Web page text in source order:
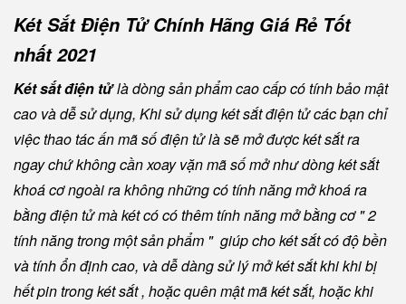
Két Sắt Điện Tử Chính Hãng Giá Rẻ Tốt
nhất 2021
Két sắt điện tửlà dòng sản phẩm cao cấp có tính bảo mật
cao và dễ sử dụng, Khi sử dụng két sắt điện tử các bạn chỉ
việc thao tác ấn mã số điện tử là sẽ mở được két sắt ra
ngay chứ không cần xoay vặn mã số mở như dòng két sắt
khoá cơ ngoài ra không những có tính năng mở khoá ra
bằng điện tử mà két có có thêm tính năng mở bằng cơ " 2
tính năng trong một sản phẩm " giúp cho két sắt có độ bền
và tính ổn định cao, và dễ dàng sử lý mở két sắt khi khi bị
hết pin trong két sắt , hoặc quên mật mã két sắt, hoặc khi